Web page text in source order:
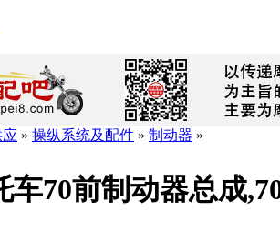
» 操纵系统及配件 » 制动器 »
车70前制动器总成